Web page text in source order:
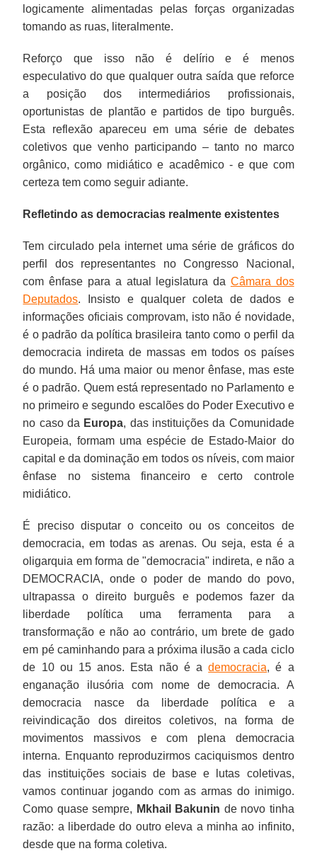
logicamente alimentadas pelas forças organizadas
tomando as ruas, literalmente.
Reforço que isso não é delírio e é menos
especulativo do que qualquer outra saída que reforce
a posição dos intermediários profissionais,
oportunistas de plantão e partidos de tipo burguês.
Esta reflexão apareceu em uma série de debates
coletivos que venho participando – tanto no marco
orgânico, como midiático e acadêmico - e que com
certeza tem como seguir adiante.
Refletindo as democracias realmente existentes
Tem circulado pela internet uma série de gráficos do
perfil dos representantes no Congresso Nacional,
com ênfase para a atual legislatura da Câmara dos
Deputados. Insisto e qualquer coleta de dados e
informações oficiais comprovam, isto não é novidade,
é o padrão da política brasileira tanto como o perfil da
democracia indireta de massas em todos os países
do mundo. Há uma maior ou menor ênfase, mas este
é o padrão. Quem está representado no Parlamento e
no primeiro e segundo escalões do Poder Executivo e
no caso da Europa, das instituições da Comunidade
Europeia, formam uma espécie de Estado-Maior do
capital e da dominação em todos os níveis, com maior
ênfase no sistema financeiro e certo controle
midiático.
É preciso disputar o conceito ou os conceitos de
democracia, em todas as arenas. Ou seja, esta é a
oligarquia em forma de "democracia" indireta, e não a
DEMOCRACIA, onde o poder de mando do povo,
ultrapassa o direito burguês e podemos fazer da
liberdade política uma ferramenta para a
transformação e não ao contrário, um brete de gado
em pé caminhando para a próxima ilusão a cada ciclo
de 10 ou 15 anos. Esta não é ademocracia, é a
enganação ilusória com nome de democracia. A
democracia nasce da liberdade política e a
reivindicação dos direitos coletivos, na forma de
movimentos massivos e com plena democracia
interna. Enquanto reproduzirmos caciquismos dentro
das instituições sociais de base e lutas coletivas,
vamos continuar jogando com as armas do inimigo.
Como quase sempre, Mkhail Bakunin de novo tinha
razão: a liberdade do outro eleva a minha ao infinito,
desde que na forma coletiva.